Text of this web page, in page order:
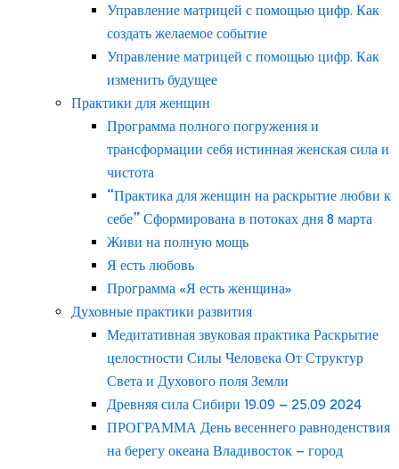
Управление матрицей с помощью цифр. Как
создать желаемое событие
Управление матрицей с помощью цифр. Как
изменить будущее
Практики для женщин
Программа полного погружения и
трансформации себя истинная женская сила и
чистота
“Практика для женщин на раскрытие любви к
себе” Сформирована в потоках дня 8 марта
Живи на полную мощь
Я есть любовь
Программа «Я есть женщина»
Духовные практики развития
Медитативная звуковая практика Раскрытие
целостности Силы Человека От Структур
Света и Духового поля Земли
Древняя сила Сибири 19.09 – 25.09 2024
ПРОГРАММА День весеннего равноденствия
на берегу океана Владивосток – город